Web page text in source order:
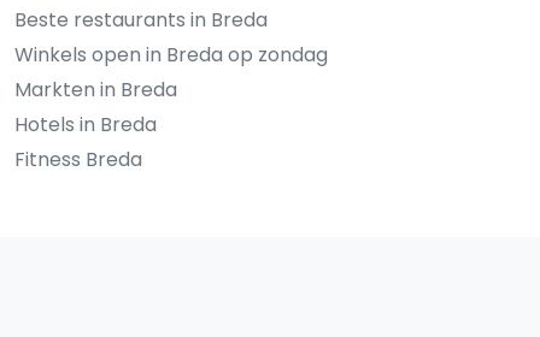
Beste restaurants in Breda
Winkels open in Breda op zondag
Markten in Breda
Hotels in Breda
Fitness Breda